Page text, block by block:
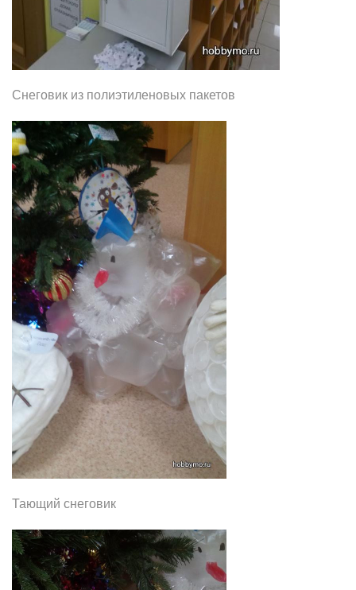
Снеговик из полиэтиленовых пакетов
Тающий снеговик